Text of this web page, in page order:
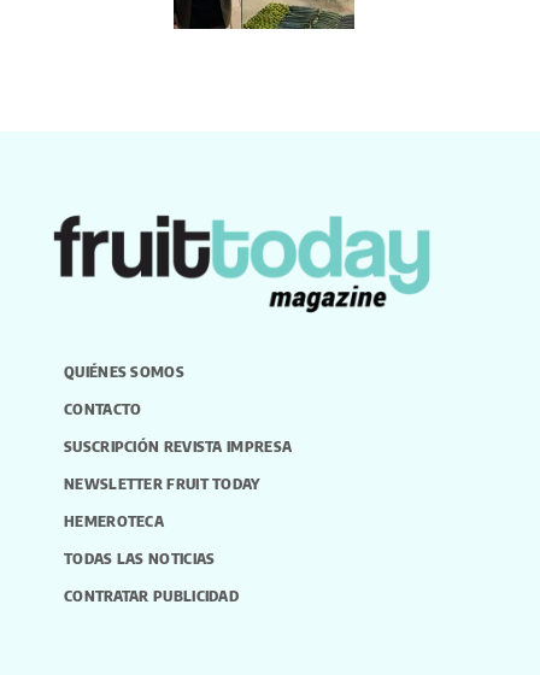
QUIÉNES SOMOS
CONTACTO
SUSCRIPCIÓN REVISTA IMPRESA
NEWSLETTER FRUIT TODAY
HEMEROTECA
TODAS LAS NOTICIAS
CONTRATAR PUBLICIDAD